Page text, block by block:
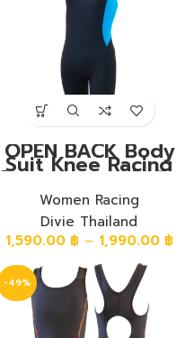
OPEN BACK Body
Suit Knee Racing
Swimwear ชุดวันพีช
หลังโอเหนือเข่า ผ้า
พื้นสีดำ แถบสีฟ้า
Women Racing
Divie Thailand
1,590.00 ฿ – 1,990.00 ฿
-49%